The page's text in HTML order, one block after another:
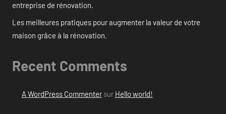
entreprise de rénovation.
Les meilleures pratiques pour augmenter la valeur de votre
maison grâce à la rénovation.
Recent Comments
A WordPress Commentersur Hello world!